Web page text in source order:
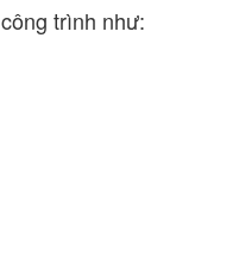
trình như: